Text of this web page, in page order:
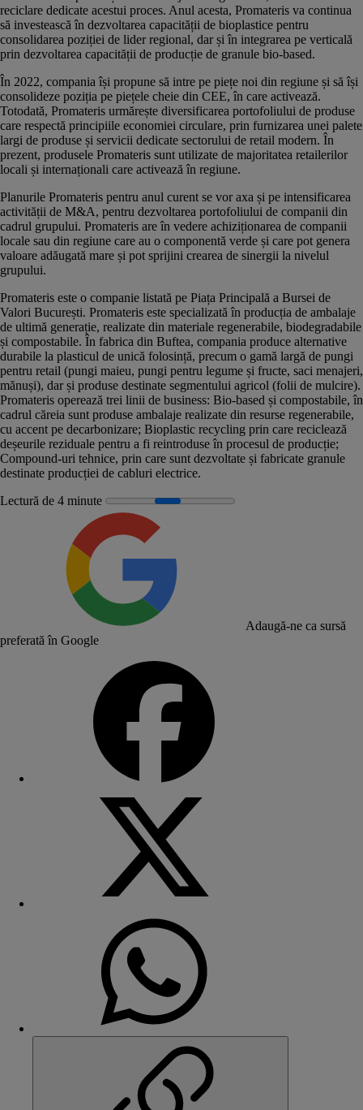
reciclare dedicate acestui proces. Anul acesta, Promateris va continua
să investească în dezvoltarea capacității de bioplastice pentru
consolidarea poziției de lider regional, dar și în integrarea pe verticală
prin dezvoltarea capacității de producție de granule bio-based.
În 2022, compania își propune să intre pe piețe noi din regiune și să își
consolideze poziția pe piețele cheie din CEE, în care activează.
Totodată, Promateris urmărește diversificarea portofoliului de produse
care respectă principiile economiei circulare, prin furnizarea unei palete
largi de produse și servicii dedicate sectorului de retail modern. În
prezent, produsele Promateris sunt utilizate de majoritatea retailerilor
locali și internaționali care activează în regiune.
Planurile Promateris pentru anul curent se vor axa și pe intensificarea
activității de M&A, pentru dezvoltarea portofoliului de companii din
cadrul grupului. Promateris are în vedere achiziționarea de companii
locale sau din regiune care au o componentă verde și care pot genera
valoare adăugată mare și pot sprijini crearea de sinergii la nivelul
grupului.
Promateris este o companie listată pe Piața Principală a Bursei de
Valori București. Promateris este specializată în producția de ambalaje
de ultimă generație, realizate din materiale regenerabile, biodegradabile
și compostabile. În fabrica din Buftea, compania produce alternative
durabile la plasticul de unică folosință, precum o gamă largă de pungi
pentru retail (pungi maieu, pungi pentru legume și fructe, saci menajeri,
mănuși), dar și produse destinate segmentului agricol (folii de mulcire).
Promateris operează trei linii de business: Bio-based și compostabile, în
cadrul căreia sunt produse ambalaje realizate din resurse regenerabile,
cu accent pe decarbonizare; Bioplastic recycling prin care reciclează
deșeurile reziduale pentru a fi reintroduse în procesul de producție;
Compound-uri tehnice, prin care sunt dezvoltate și fabricate granule
destinate producției de cabluri electrice.
Lectură de 4 minute
Adaugă-ne ca sursă
preferată în Google